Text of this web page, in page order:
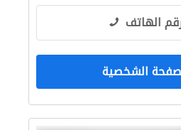
الهاتف
الشخصية